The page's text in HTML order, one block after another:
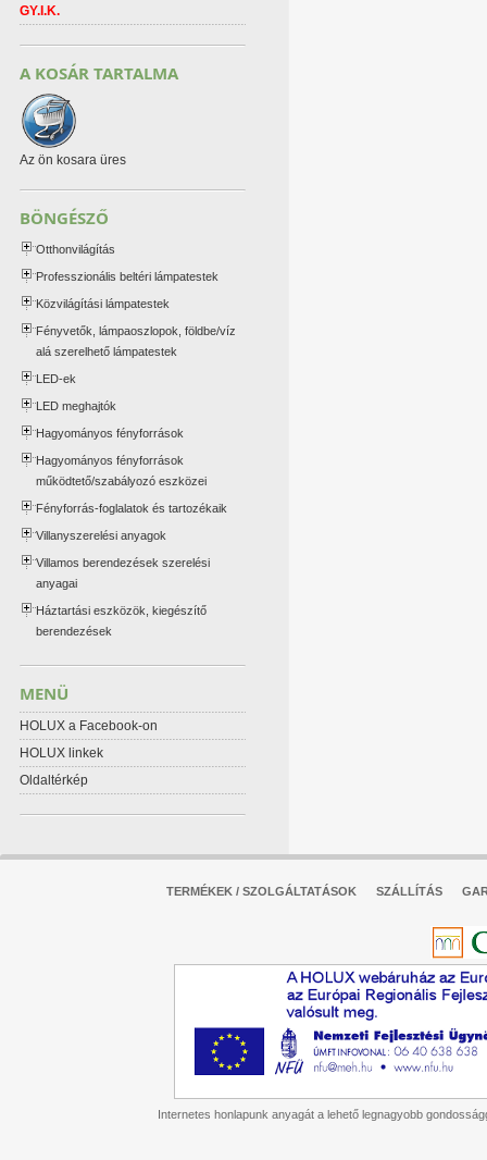
GY.I.K.
A KOSÁR TARTALMA
Az ön kosara üres
BÖNGÉSZŐ
Otthonvilágítás
Professzionális beltéri lámpatestek
Közvilágítási lámpatestek
Fényvetők, lámpaoszlopok, földbe/víz
alá szerelhető lámpatestek
LED-ek
LED meghajtók
Hagyományos fényforrások
Hagyományos fényforrások
működtető/szabályozó eszközei
Fényforrás-foglalatok és tartozékaik
Villanyszerelési anyagok
Villamos berendezések szerelési
anyagai
Háztartási eszközök, kiegészítő
berendezések
MENÜ
HOLUX a Facebook-on
HOLUX linkek
Oldaltérkép
TERMÉKEK / SZOLGÁLTATÁSOK SZÁLLÍTÁS
Internetes honlapunk anyagát a lehető legnagyobb